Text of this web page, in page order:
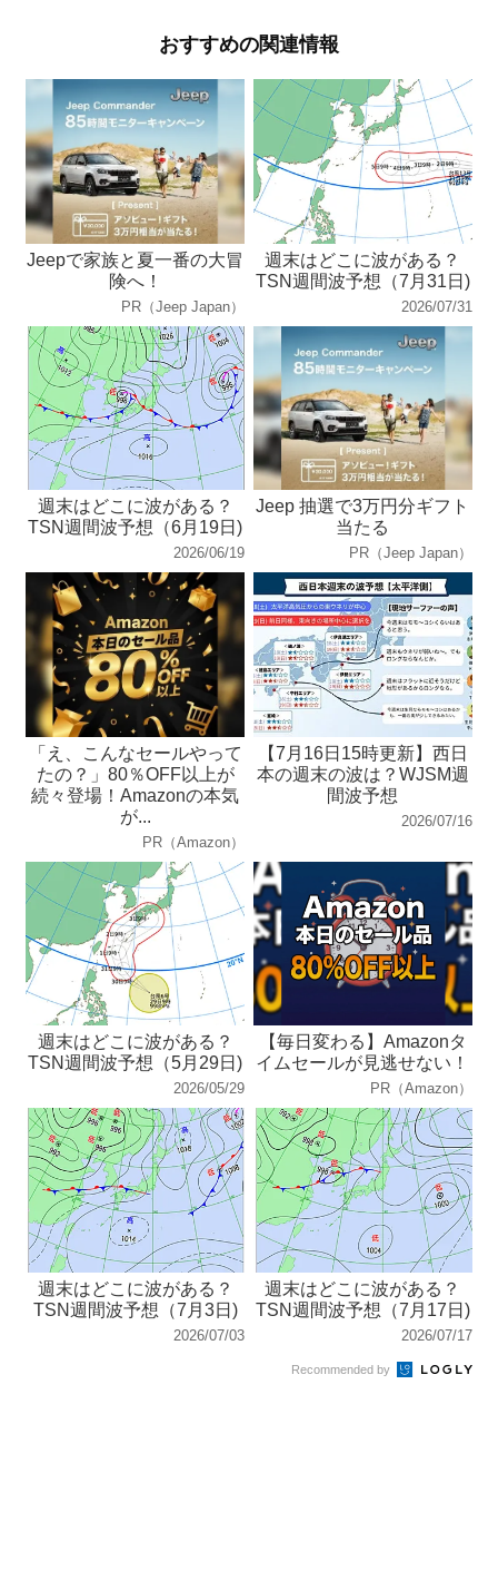
おすすめの関連情報
Jeepで家族と夏一番の大冒
険へ！
PR（Jeep Japan）
週末はどこに波がある？
TSN週間波予想（7月31日)
2026/07/31
週末はどこに波がある？
TSN週間波予想（6月19日)
2026/06/19
Jeep 抽選で3万円分ギフト
当たる
PR（Jeep Japan）
「え、こんなセールやって
たの？」80％OFF以上が
続々登場！Amazonの本気
が...
PR（Amazon）
【7月16日15時更新】西日
本の週末の波は？WJSM週
間波予想
2026/07/16
週末はどこに波がある？
TSN週間波予想（5月29日)
2026/05/29
【毎日変わる】Amazonタ
イムセールが見逃せない！
PR（Amazon）
週末はどこに波がある？
TSN週間波予想（7月3日)
2026/07/03
週末はどこに波がある？
TSN週間波予想（7月17日)
2026/07/17
Recommended by